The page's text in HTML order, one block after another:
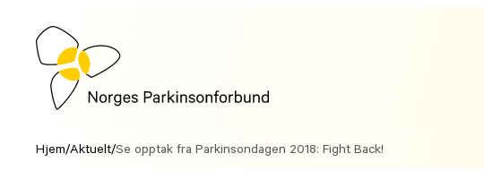
innhold
Hjem/Aktuelt/Se opptak fra Parkinsondagen 2018: Fight Back!